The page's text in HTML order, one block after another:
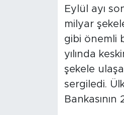
Eylül ayı
milyar
gibi önemli
yılında
şekele
sergiledi.